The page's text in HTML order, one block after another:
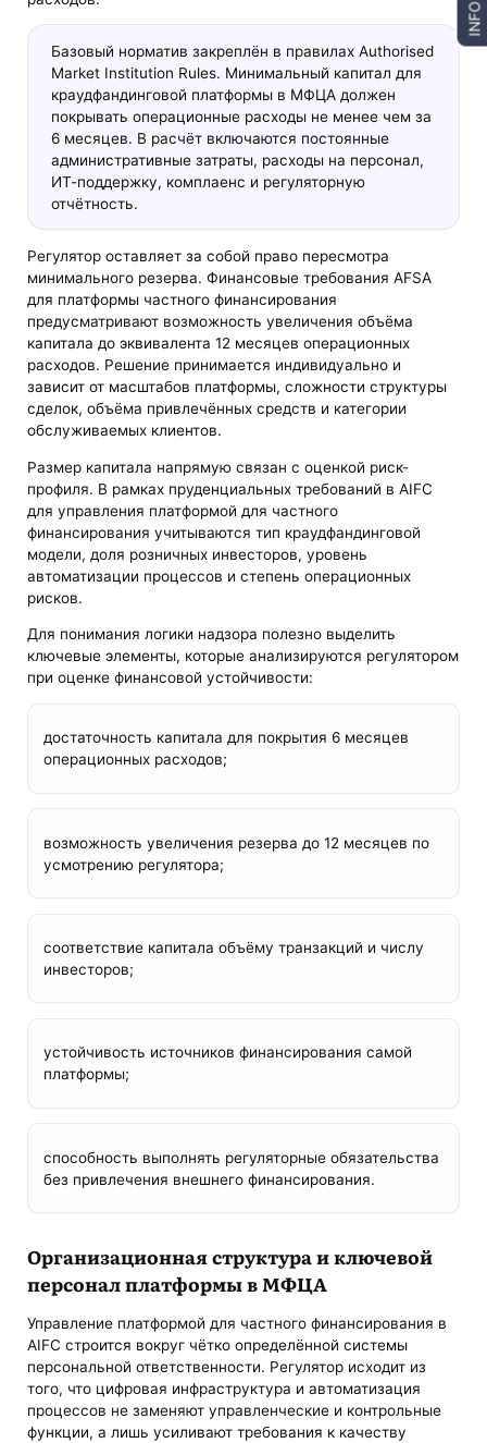
Базовый норматив закреплён в правилах Authorised
Market Institution Rules. Минимальный капитал для
краудфандинговой платформы в МФЦА должен
покрывать операционные расходы не менее чем за
6 месяцев. В расчёт включаются постоянные
административные затраты, расходы на персонал,
ИТ-поддержку, комплаенс и регуляторную
отчётность.
Регулятор оставляет за собой право пересмотра
минимального резерва. Финансовые требования AFSA
для платформы частного финансирования
предусматривают возможность увеличения объёма
капитала до эквивалента 12 месяцев операционных
расходов. Решение принимается индивидуально и
зависит от масштабов платформы, сложности структуры
сделок, объёма привлечённых средств и категории
обслуживаемых клиентов.
Размер капитала напрямую связан с оценкой риск-
профиля. В рамках пруденциальных требований в AIFC
для управления платформой для частного
финансирования учитываются тип краудфандинговой
модели, доля розничных инвесторов, уровень
автоматизации процессов и степень операционных
рисков.
Для понимания логики надзора полезно выделить
ключевые элементы, которые анализируются регулятором
при оценке финансовой устойчивости:
достаточность капитала для покрытия 6 месяцев
операционных расходов;
возможность увеличения резерва до 12 месяцев по
усмотрению регулятора;
соответствие капитала объёму транзакций и числу
инвесторов;
устойчивость источников финансирования самой
платформы;
способность выполнять регуляторные обязательства
без привлечения внешнего финансирования.
Организационная структура и ключевой
персонал платформы в МФЦА
Управление платформой для частного финансирования в
AIFC строится вокруг чётко определённой системы
персональной ответственности. Регулятор исходит из
того, что цифровая инфраструктура и автоматизация
процессов не заменяют управленческие и контрольные
функции, а лишь усиливают требования к качеству
INFO